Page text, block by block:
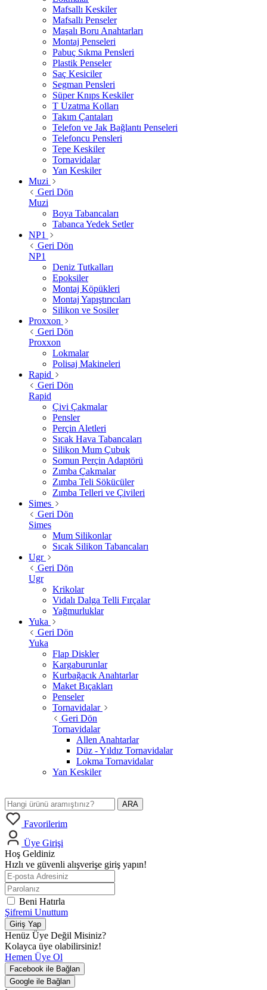
Mafsallı Keskiler
Mafsallı Penseler
Maşalı Boru Anahtarları
Montaj Penseleri
Pabuç Sıkma Pensleri
Plastik Penseler
Saç Kesiciler
Segman Pensleri
Süper Knıps Keskiler
T Uzatma Kolları
Takım Çantaları
Telefon ve Jak Bağlantı Penseleri
Telefoncu Pensleri
Tepe Keskiler
Tornavidalar
Yan Keskiler
Muzi
Geri Dön
Muzi
Boya Tabancaları
Tabanca Yedek Setler
NP1
Geri Dön
NP1
Deniz Tutkalları
Epoksiler
Montaj Köpükleri
Montaj Yapıştırıcıları
Silikon ve Sosiler
Proxxon
Geri Dön
Proxxon
Lokmalar
Polisaj Makineleri
Rapid
Geri Dön
Rapid
Çivi Çakmalar
Pensler
Perçin Aletleri
Sıcak Hava Tabancaları
Silikon Mum Çubuk
Somun Perçin Adaptörü
Zımba Çakmalar
Zımba Teli Sökücüler
Zımba Telleri ve Çivileri
Simes
Geri Dön
Simes
Mum Silikonlar
Sıcak Silikon Tabancaları
Ugr
Geri Dön
Ugr
Krikolar
Vidalı Dalga Telli Fırçalar
Yağmurluklar
Yuka
Geri Dön
Yuka
Flap Diskler
Kargaburunlar
Kurbağacık Anahtarlar
Maket Bıçakları
Penseler
Tornavidalar
Geri Dön
Tornavidalar
Allen Anahtarlar
Düz - Yıldız Tornavidalar
Lokma Tornavidalar
Yan Keskiler
ARA
Favorilerim
Üye Girişi
Hoş Geldiniz
Hızlı ve güvenli alışverişe giriş yapın!
Beni Hatırla
Şifremi Unuttum
Giriş Yap
Henüz Üye Değil Misiniz?
Kolayca üye olabilirsiniz!
Hemen Üye Ol
Facebook ile Bağlan
Google ile Bağlan